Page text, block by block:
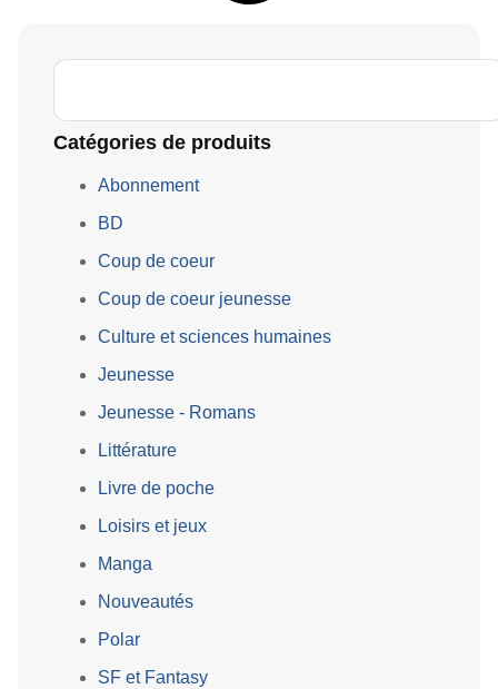
Catégories de produits
Abonnement
BD
Coup de coeur
Coup de coeur jeunesse
Culture et sciences humaines
Jeunesse
Jeunesse - Romans
Littérature
Livre de poche
Loisirs et jeux
Manga
Nouveautés
Polar
SF et Fantasy